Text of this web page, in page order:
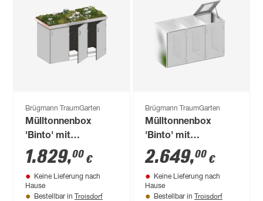
Brügmann TraumGarten
Mülltonnenbox
'Binto' mit
Pflanzkasten
lichtgrau 216 x 129 x
90 cm
1.829,00 €
Keine Lieferung nach
Hause
Bestellbar in Troisdorf
Brügmann TraumGarten
Mülltonnenbox
'Binto' mit
Klappdeckel silbern
206 x 125 x 84 cm
2.649,00 €
Keine Lieferung nach
Hause
Bestellbar in Troisdorf